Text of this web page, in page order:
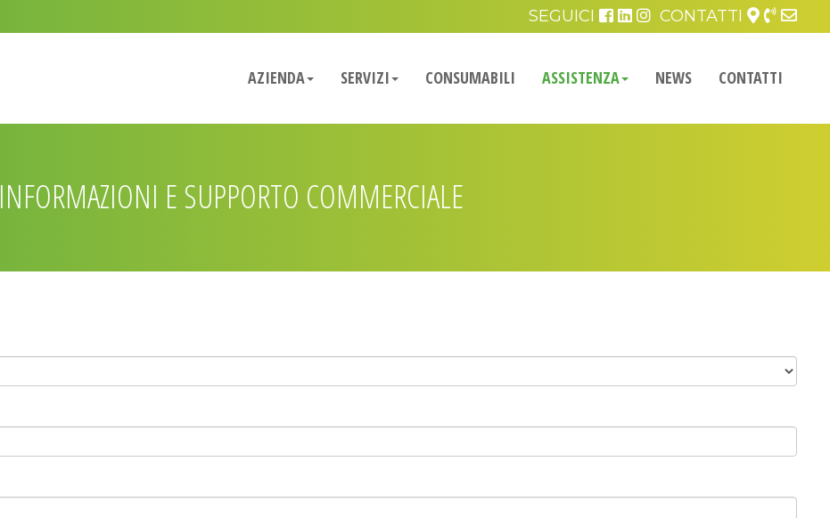
SEGUICI CONTATTI
AZIENDA SERVIZI CONSUMABILI ASSISTENZA NEWS CONTATTI
INFORMAZIONI E SUPPORTO COMMERCIALE